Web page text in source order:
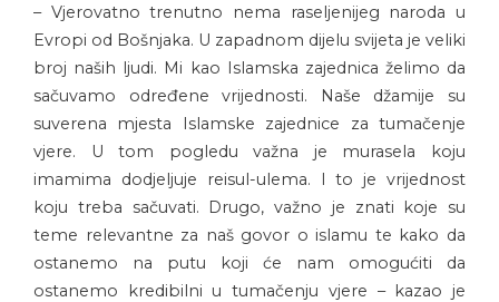
– Vjerovatno trenutno nema raseljenijeg naroda u
Evropi od Bošnjaka. U zapadnom dijelu svijeta je veliki
broj naših ljudi. Mi kao Islamska zajednica želimo da
sačuvamo određene vrijednosti. Naše džamije su
suverena mjesta Islamske zajednice za tumačenje
vjere. U tom pogledu važna je murasela koju
imamima dodjeljuje reisul-ulema. I to je vrijednost
koju treba sačuvati. Drugo, važno je znati koje su
teme relevantne za naš govor o islamu te kako da
ostanemo na putu koji će nam omogućiti da
ostanemo kredibilni u tumačenju vjere – kazao je